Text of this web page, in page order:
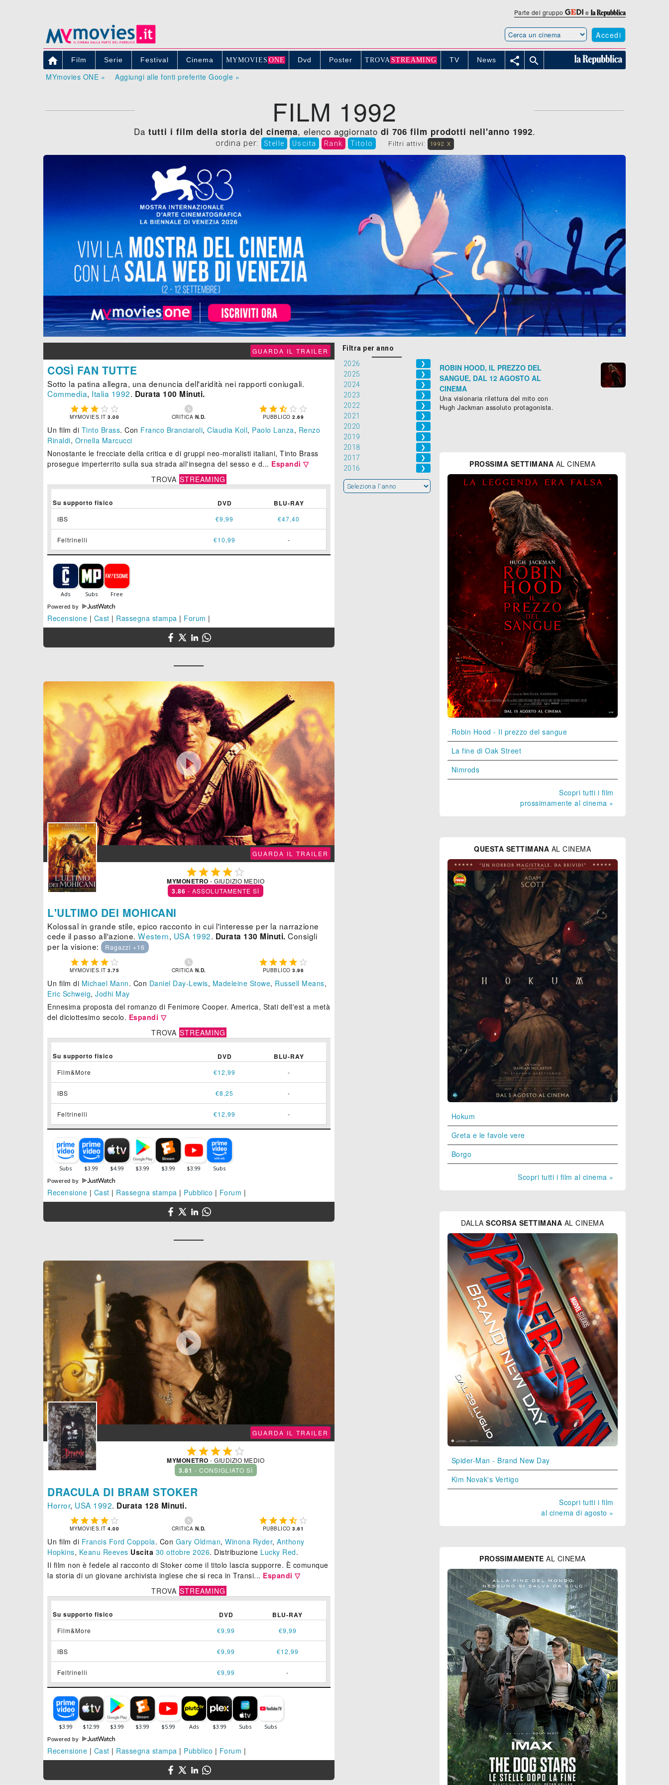
Parte del gruppo e
Accedi
 Film Serie Festival Cinema MYMOVIE S ONE Dvd Poster TROVA STREAMING TV News  
MYmovies ONE » Aggiungi alle fonti preferite Google »
FILM 1992
Da tutti i film della storia del cinema, elenco aggiornato di 706 film prodotti nell'anno 1992.
ordina per: Stelle Uscita Rank Titolo Filtri attivi: 1992 X
GUARDA IL TRAILER
COSÌ FAN TUTTE
Sotto la patina allegra, una denuncia dell'aridità nei rapporti coniugali.
Commedia, Italia 1992. Durata 100 Minuti.
    
MYMOVIES.IT3.00

CRITICA N.D.
    
PUBBLICO2.69
Un film di Tinto Brass. Con Franco Branciaroli, Claudia Koll, Paolo Lanza, Renzo
Rinaldi, Ornella Marcucci
Nonostante le frecciate della critica e di gruppi neo-moralisti italiani, Tinto Brass
prosegue imperterrito sulla sua strada all'insegna del sesso e d... Espandi ▽
TROVA STREAMING
Su supporto fisico DVD BLU-RAY
IBS €9,99 €47,40
Feltrinelli €10,99 -
Powered by
Recensione | Cast | Rassegna stampa | Forum |

GUARDA IL TRAILER
 
MYMONETRO - GIUDIZIO MEDIO
3.86 - ASSOLUTAMENTE SÌ
L'ULTIMO DEI MOHICANI
Kolossal in grande stile, epico racconto in cui l'interesse per la narrazione
cede il passo all'azione. Western, USA 1992. Durata 130 Minuti. Consigli
per la visione:
Ragazzi +16
    
MYMOVIES.IT3.75

CRITICA N.D.
    
PUBBLICO3.96
Un film di Michael Mann. Con Daniel Day-Lewis, Madeleine Stowe, Russell Means,
Eric Schweig, Jodhi May
Ennesima proposta del romanzo di Fenimore Cooper. America, Stati dell'est a metà
del diciottesimo secolo. Espandi ▽
TROVA STREAMING
Su supporto fisico DVD BLU-RAY
Film&More €12,99 -
IBS €8,25 -
Feltrinelli €12,99 -
Powered by
Recensione | Cast | Rassegna stampa | Pubblico | Forum |

GUARDA IL TRAILER
 
MYMONETRO - GIUDIZIO MEDIO
3.81 - CONSIGLIATO SÌ
DRACULA DI BRAM STOKER
Horror, USA 1992. Durata 128 Minuti.
    
MYMOVIES.IT4.00

CRITICA N.D.
    
PUBBLICO3.61
Un film di Francis Ford Coppola. Con Gary Oldman, Winona Ryder, Anthony
Hopkins, Keanu Reeves Uscita 30 ottobre 2026. Distribuzione Lucky Red.
Il film non è fedele al racconto di Stoker come il titolo lascia supporre. È comunque
la storia di un giovane archivista inglese che si reca in Transi... Espandi ▽
TROVA STREAMING
Su supporto fisico DVD BLU-RAY
Film&More €9,99 €9,99
IBS €9,99 €12,99
Feltrinelli €9,99 -
Powered by
Recensione | Cast | Rassegna stampa | Pubblico | Forum |
Filtra per anno
2026
❯
2025 ❯
2024 ❯
2023 ❯
2022 ❯
2021 ❯
2020 ❯
2019 ❯
2018 ❯
2017 ❯
2016 ❯
ROBIN HOOD, IL PREZZO DEL
SANGUE, DAL 12 AGOSTO AL
CINEMA
Una visionaria rilettura del mito con
Hugh Jackman assoluto protagonista.
PROSSIMA SETTIMANA AL CINEMA
Robin Hood - Il prezzo del sangue
La fine di Oak Street
Nimrods
Scopri tutti i film
prossimamente al cinema »
QUESTA SETTIMANA AL CINEMA
Hokum
Greta e le favole vere
Borgo
Scopri tutti i film al cinema »
DALLASCORSA SETTIMANA AL CINEMA
Spider-Man - Brand New Day
Kim Novak's Vertigo
Scopri tutti i film
al cinema di agosto »
PROSSIMAMENTE AL CINEMA